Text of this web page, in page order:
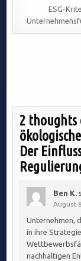
ESG-
2 thoughts
Der
Ben K.
August
Unternehmen,
in ihre
nachhaltigen